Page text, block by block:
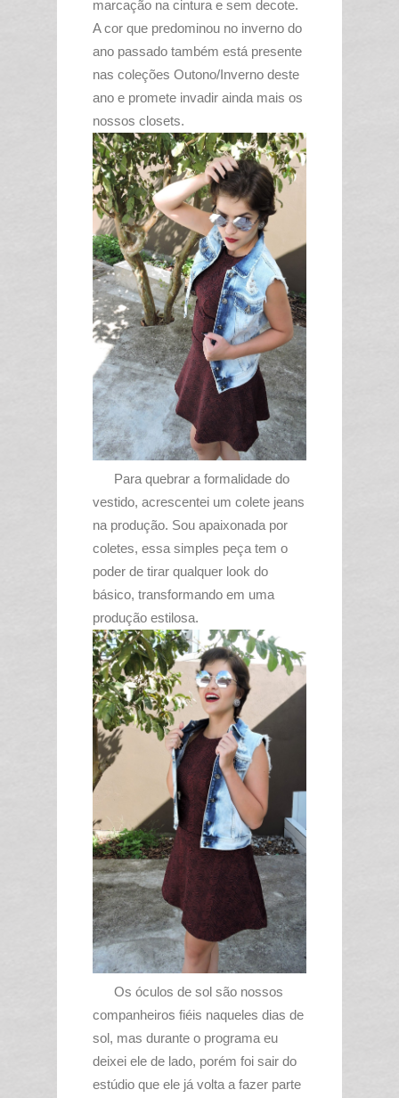
marcação na cintura e sem decote.
A cor que predominou no inverno do
ano passado também está presente
nas coleções Outono/Inverno deste
ano e promete invadir ainda mais os
nossos closets.
Para quebrar a formalidade do
vestido, acrescentei um colete jeans
na produção. Sou apaixonada por
coletes, essa simples peça tem o
poder de tirar qualquer look do
básico, transformando em uma
produção estilosa.
Os óculos de sol são nossos
companheiros fiéis naqueles dias de
sol, mas durante o programa eu
deixei ele de lado, porém foi sair do
estúdio que ele já volta a fazer parte